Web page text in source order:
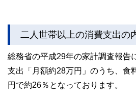
二人世帯以上の消費支出の
総務省の平成29年の家計調査報
支出「月額約28万円」のうち、食
円で約26％となっております。